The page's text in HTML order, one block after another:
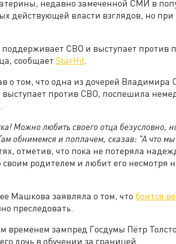
недавно замеченной СМИ в
действующей власти взглядов, но
поддерживает СВО и выступает против
сообщает StarHit.
о том, что одна из дочерей Владимира
выступает против СВО, поспешила
Можно любить своего отца безусловно,
обнимемся и поплачем, сказав: "А что
отметив, что пока не потеряла
родителем и любит его несмотря
Машкова заявляла о том, что боится
преследовать.
временем зампред Госдумы Пётр
дочь в обучении за границей.